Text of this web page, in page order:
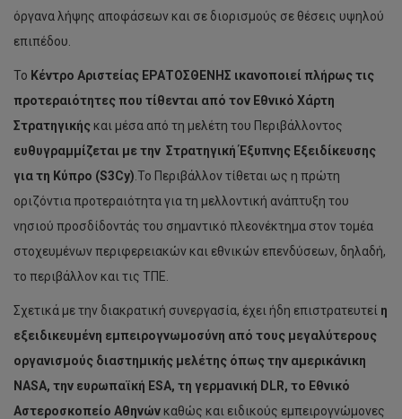
όργανα λήψης αποφάσεων και σε διορισμούς σε θέσεις υψηλού
επιπέδου.
Το Κέντρο Αριστείας ΕΡΑΤΟΣΘΕΝΗΣ ικανοποιεί πλήρως τις
προτεραιότητες που τίθενται από τον Εθνικό Χάρτη
Στρατηγικής και μέσα από τη μελέτη του Περιβάλλοντος
ευθυγραμμίζεται με την Στρατηγική Έξυπνης Εξειδίκευσης
για τη Κύπρο (S3Cy) .Το Περιβάλλον τίθεται ως η πρώτη
οριζόντια προτεραιότητα για τη μελλοντική ανάπτυξη του
νησιού προσδίδοντάς του σημαντικό πλεονέκτημα στον τομέα
στοχευμένων περιφερειακών και εθνικών επενδύσεων, δηλαδή,
το περιβάλλον και τις ΤΠΕ.
Σχετικά με την διακρατική συνεργασία, έχει ήδη επιστρατευτεί η
εξειδικευμένη εμπειρογνωμοσύνη από τους μεγαλύτερους
οργανισμούς διαστημικής μελέτης όπως την αμερικάνικη
ΝΑSA, την ευρωπαϊκή ΕSA, τη γερμανική DLR, το Εθνικό
Αστεροσκοπείο Αθηνών καθώς και ειδικούς εμπειρογνώμονες